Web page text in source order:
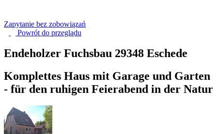
Zapytanie bez zobowiązań
Powrót do przeglądu
Endeholzer Fuchsbau 29348 Eschede
Komplettes Haus mit Garage und Garten
- für den ruhigen Feierabend in der Natur